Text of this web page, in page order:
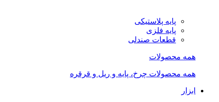
پایه پلاستیکی
پایه فلزی
قطعات صندلی
همه محصولات
همه محصولات چرخ، پایه و ریل و قرقره
ابزار